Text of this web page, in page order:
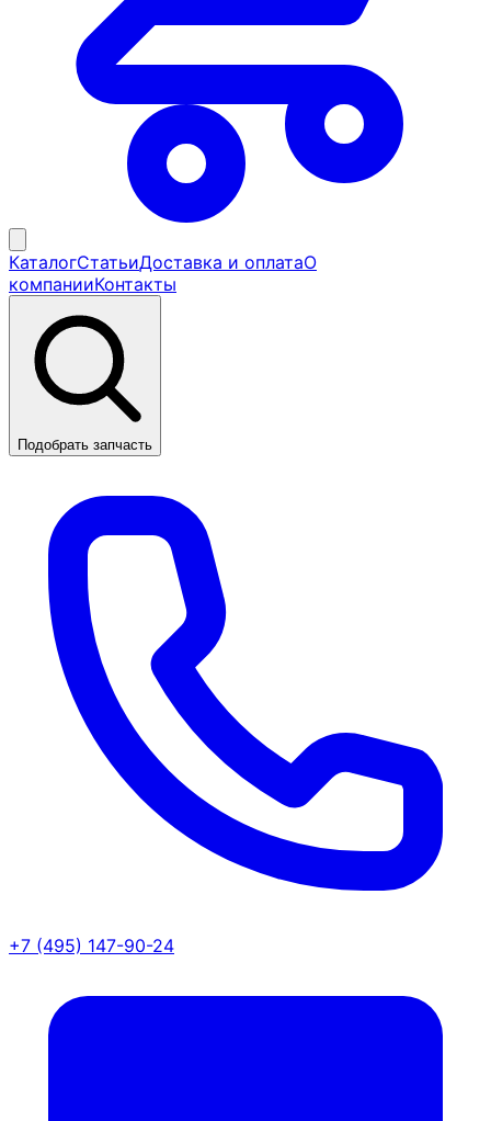
КаталогСтатьиДоставка и оплатаО
компанииКонтакты
Подобрать запчасть
+7 (495) 147-90-24